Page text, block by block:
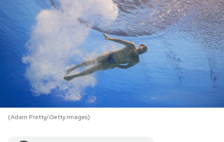
Sport
Mondiali calcio 2026
PODCAST
NEWSLETTER
I MIEI PREFERITI
(Adam Pretty/Getty Images)